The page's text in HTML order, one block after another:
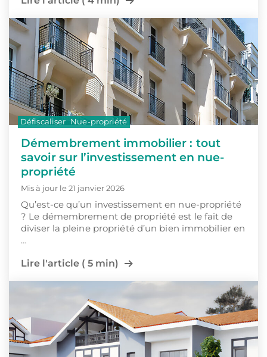
Démembrement immobilier : tout
savoir sur l’investissement en nue-
propriété
Mis à jour le 21 janvier 2026
Qu’est-ce qu’un investissement en nue-propriété
? Le démembrement de propriété est le fait de
diviser la pleine propriété d’un bien immobilier en
…
Lire l'article ( 5 min)
Défiscaliser Nue-propriété